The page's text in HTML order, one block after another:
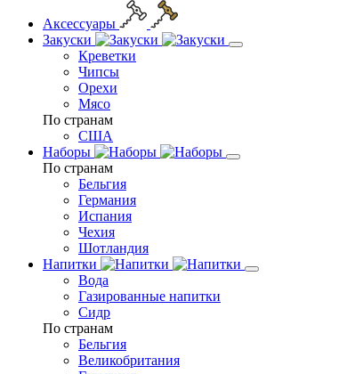
Аксессуары
Закуски
Креветки
Чипсы
Орехи
Мясо
По странам
США
Наборы
По странам
Бельгия
Германия
Испания
Чехия
Шотландия
Напитки
Вода
Газированные напитки
Сидр
По странам
Бельгия
Великобритания